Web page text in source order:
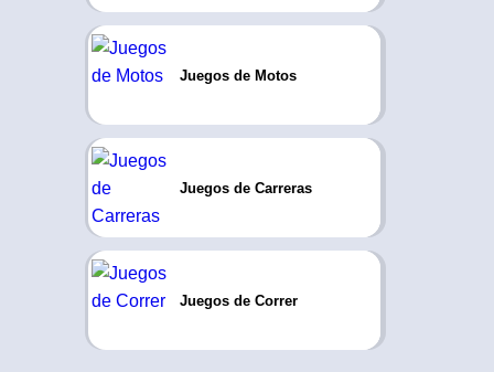
Juegos de Motos
Juegos de Carreras
Juegos de Correr